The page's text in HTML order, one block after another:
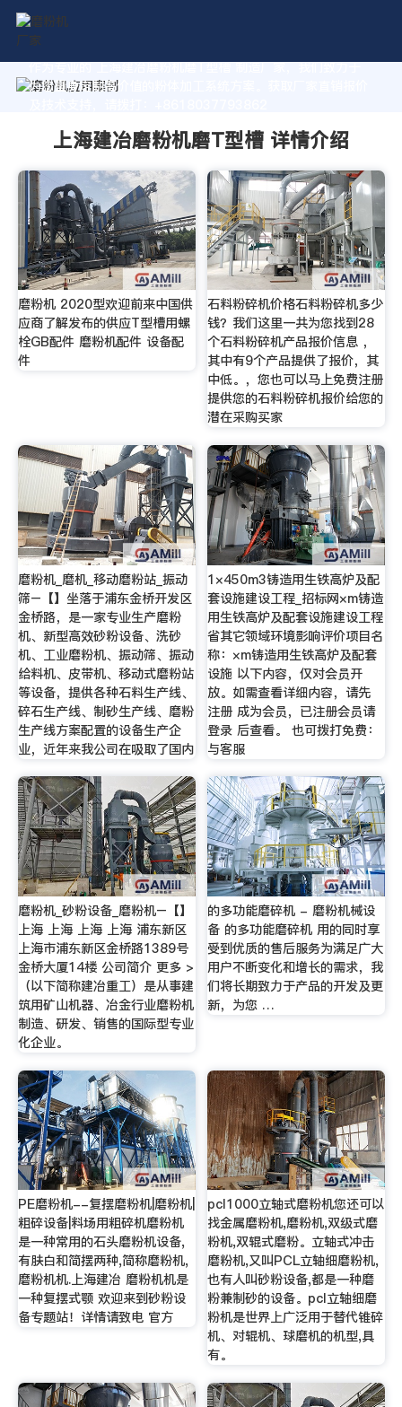
作为专业的 上海建冶磨粉机磨T型槽 制造厂家，我们致力于
为您量身定制高价值的粉体加工系统方案。获取厂家直销报价
上海建冶磨粉机磨T型槽 详情介绍
磨粉机 2020型欢迎前来中国供
应商了解发布的供应T型槽用螺
栓GB配件 磨粉机配件 设备配
件
石料粉碎机价格石料粉碎机多少
钱？我们这里一共为您找到28
个石料粉碎机产品报价信息 ，
其中有9个产品提供了报价，其
中低。，您也可以马上免费注册
提供您的石料粉碎机报价给您的
潜在采购买家
磨粉机_磨机_移动磨粉站_振动
筛–【】坐落于浦东金桥开发区
金桥路，是一家专业生产磨粉
机、新型高效砂粉设备、洗砂
机、工业磨粉机、振动筛、振动
给料机、皮带机、移动式磨粉站
等设备，提供各种石料生产线、
碎石生产线、制砂生产线、磨粉
生产线方案配置的设备生产企
业，近年来我公司在吸取了国内
1×450m3铸造用生铁高炉及配
套设施建设工程_招标网×m铸造
用生铁高炉及配套设施建设工程
省其它领域环境影响评价项目名
称：×m铸造用生铁高炉及配套
设施 以下内容，仅对会员开
放。如需查看详细内容，请先
注册 成为会员，已注册会员请
登录 后查看。 也可拨打免费：
与客服
磨粉机_砂粉设备_磨粉机–【】
上海 上海 上海 上海 浦东新区
上海市浦东新区金桥路1389号
金桥大厦14楼 公司简介 更多 >
（以下简称建冶重工）是从事建
筑用矿山机器、冶金行业磨粉机
制造、研发、销售的国际型专业
化企业。
的多功能磨碎机 - 磨粉机械设
备 的多功能磨碎机 用的同时享
受到优质的售后服务为满足广大
用户不断变化和增长的需求，我
们将长期致力于产品的开发及更
新，为您 …
PE磨粉机--复摆磨粉机|磨粉机|
粗碎设备|料场用粗碎机磨粉机
是一种常用的石头磨粉机设备,
有肤白和简摆两种,简称磨粉机,
磨粉机机.上海建冶 磨粉机机是
一种复摆式颚 欢迎来到砂粉设
备专题站！详情请致电 官方
pcl1000立轴式磨粉机您还可以
找金属磨粉机,磨粉机,双级式磨
粉机,双辊式磨粉。立轴式冲击
磨粉机,又叫PCL立轴细磨粉机,
也有人叫砂粉设备,都是一种磨
粉兼制砂的设备。pcl立轴细磨
粉机是世界上广泛用于替代锥碎
机、对辊机、球磨机的机型,具
有。